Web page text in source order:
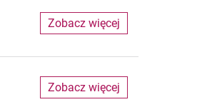
Zobacz więcej
Zobacz więcej